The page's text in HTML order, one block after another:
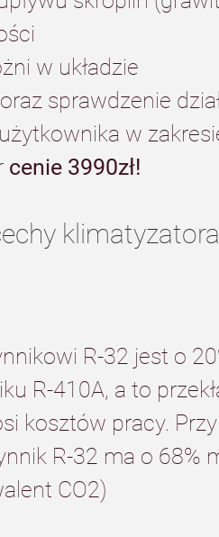
w układzie
sprawdzenie
w
cenie 3990zł!
klimatyzatora
R-32 jest o
R-410A, a to
kosztów pracy.
R-32 ma o 68%
CO2)